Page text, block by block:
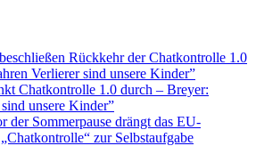
Rückkehr der Chatkontrolle 1.0
Verlierer sind unsere Kinder”
Chatkontrolle 1.0 durch – Breyer:
unsere Kinder”
der Sommerpause drängt das EU-
zur Selbstaufgabe